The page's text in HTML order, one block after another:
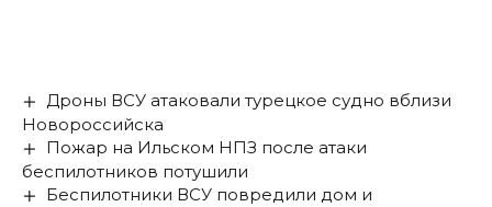
Дроны ВСУ атаковали турецкое судно вблизи
Новороссийска
Пожар на Ильском НПЗ после атаки
беспилотников потушили
Беспилотники ВСУ повредили дом и